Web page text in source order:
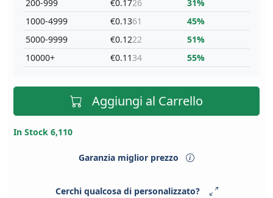
200-999
1000-4999
5000-9999
10000+
€0.1726
€0.1361
€0.1222
€0.1134
31%
45%
51%
55%
Aggiungi al Carrello
In Stock 6,110
Garanzia miglior prezzo
Cerchi qualcosa di personalizzato?